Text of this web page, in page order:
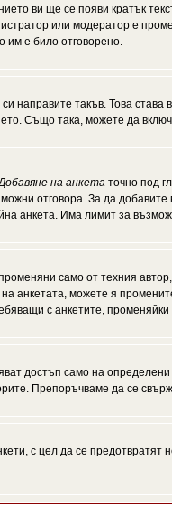
ви ще се появи кратък
или модератор е
им е било отговорено.
направите такъв. Това
Също така, можете да
на анкета точно под
отговора. За да
анкета. Има лимит за
само от техния
анкетата, можете я
с анкетите,
достъп само на
Препоръчваме да се
с цел да се